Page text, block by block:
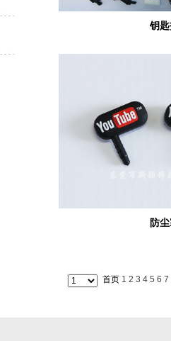
钥
防
首页 1 2 3 4 5 6 7